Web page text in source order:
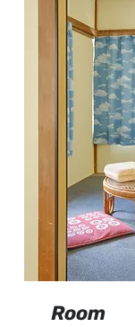
Room